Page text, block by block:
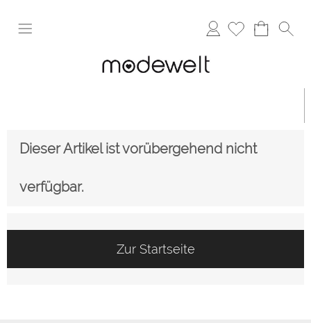
Anmelden
Dieser Artikel ist vorübergehend nicht
verfügbar.
Zur Startseite